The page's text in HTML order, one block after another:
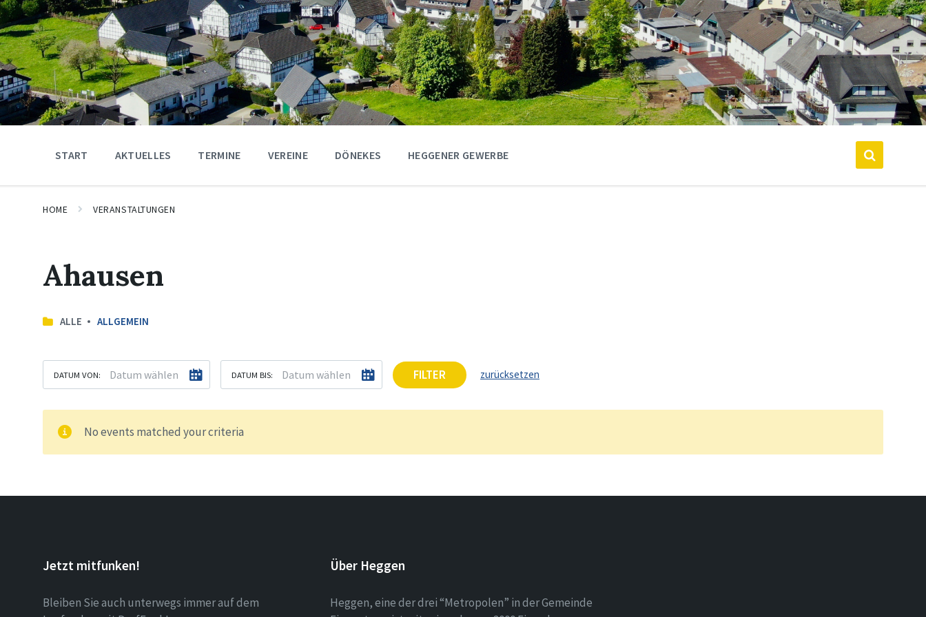
START AKTUELLES TERMINE VEREINE DÖNEKES HEGGENER GEWERBE
HOME VERANSTALTUNGEN
Ahausen
ALLE ALLGEMEIN
DATUM VON: DATUM BIS: FILTER zurücksetzen
No events matched your criteria
Jetzt mitfunken!
Bleiben Sie auch unterwegs immer auf dem
Über Heggen
Heggen, eine der drei “Metropolen” in der Gemeinde